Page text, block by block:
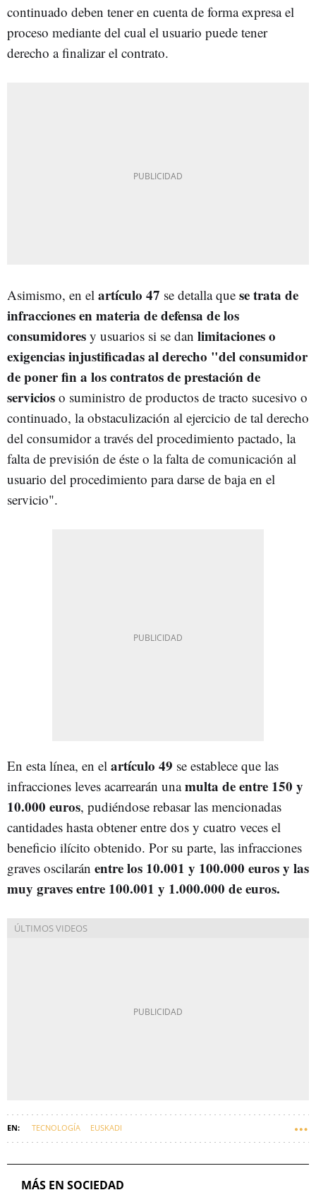
continuado deben tener en cuenta de forma expresa el
proceso mediante del cual el usuario puede tener
derecho a finalizar el contrato.
Asimismo, en el artículo 47 se detalla que se trata de
infracciones en materia de defensa de los
consumidores y usuarios si se dan limitaciones o
exigencias injustificadas al derecho "del consumidor
de poner fin a los contratos de prestación de
servicios o suministro de productos de tracto sucesivo o
continuado, la obstaculización al ejercicio de tal derecho
del consumidor a través del procedimiento pactado, la
falta de previsión de éste o la falta de comunicación al
usuario del procedimiento para darse de baja en el
servicio".
En esta línea, en el artículo 49 se establece que las
infracciones leves acarrearán unamulta de entre 150 y
10.000 euros, pudiéndose rebasar las mencionadas
cantidades hasta obtener entre dos y cuatro veces el
beneficio ilícito obtenido. Por su parte, las infracciones
graves oscilarán entre los 10.001 y 100.000 euros y las
muy graves entre 100.001 y 1.000.000 de euros.
TECNOLOGÍA EUSKADI
MÁS EN SOCIEDAD